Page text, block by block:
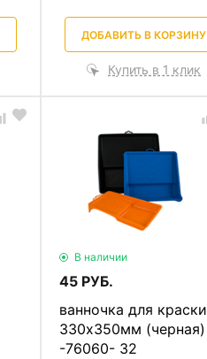
ДОБАВИТЬ В КОРЗИНУ
Купить в 1 клик
В наличии
45 РУБ.
ванночка для краски
330х350мм (черная)
-76060- 32